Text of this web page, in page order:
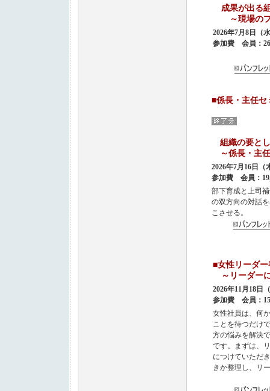
成果が出る
～現場のプ
2026年7月8日（
参加費 会員：
■係長・主
組織の要と
～係長・主
2026年7月16日（
参加費 会員：
部下育成と上司
の双方向の対話
こさせる。
■女性リーダ
～リーダー
2026年11月18日
参加費 会員：
女性社員は、何
ことを待つだけ
方の悩みを解決
です。まずは、
につけていただ
きか整理し、リ